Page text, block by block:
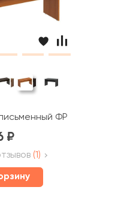
каналом А-002.К Арго
ФР 103
(1)